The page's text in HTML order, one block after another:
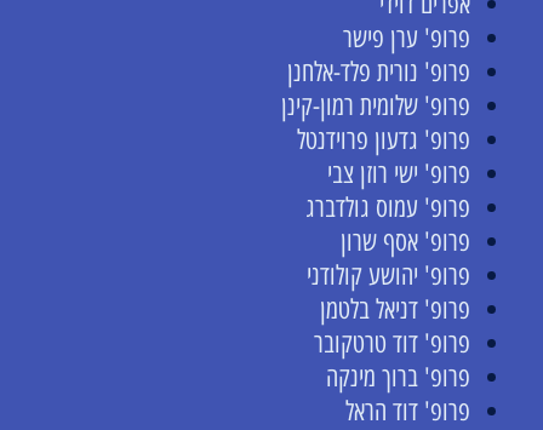
פרופ' ערן פישר
פרופ' נורית פלד-אלחנן
פרופ' שלומית רמון-קינן
פרופ' גדעון פרוידנטל
פרופ' ישי רוזן צבי
פרופ' עמוס גולדברג
פרופ' אסף שרון
פרופ' יהושע קולודני
פרופ' דניאל בלטמן
פרופ' דוד טרטקובר
פרופ' ברוך מינקה
פרופ' דוד הראל